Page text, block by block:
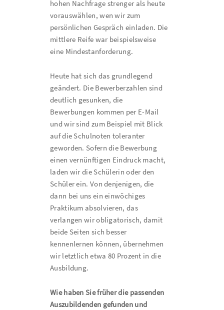
hohen Nachfrage strenger als heute
vorauswählen, wen wir zum
persönlichen Gespräch einladen. Die
mittlere Reife war beispielsweise
eine Mindestanforderung.
Heute hat sich das grundlegend
geändert. Die Bewerberzahlen sind
deutlich gesunken, die
Bewerbungen kommen per E-Mail
und wir sind zum Beispiel mit Blick
auf die Schulnoten toleranter
geworden. Sofern die Bewerbung
einen vernünftigen Eindruck macht,
laden wir die Schülerin oder den
Schüler ein. Von denjenigen, die
dann bei uns ein einwöchiges
Praktikum absolvieren, das
verlangen wir obligatorisch, damit
beide Seiten sich besser
kennenlernen können, übernehmen
wir letztlich etwa 80 Prozent in die
Ausbildung.
Wie haben Sie früher die passenden
Auszubildenden gefunden und